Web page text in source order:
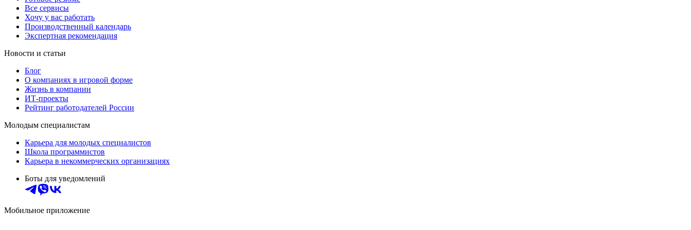
Все сервисы
Хочу у вас работать
Производственный календарь
Экспертная рекомендация
Новости и статьи
Блог
О компаниях в игровой форме
Жизнь в компании
ИТ-проекты
Рейтинг работодателей России
Молодым специалистам
Карьера для молодых специалистов
Школа программистов
Карьера в некоммерческих организациях
Боты для уведомлений
Мобильное приложение